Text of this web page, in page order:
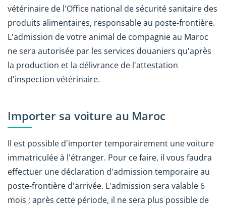
vétérinaire de l'Office national de sécurité sanitaire des
produits alimentaires, responsable au poste-frontière.
L'admission de votre animal de compagnie au Maroc
ne sera autorisée par les services douaniers qu'après
la production et la délivrance de l'attestation
d'inspection vétérinaire.
Importer sa voiture au Maroc
Il est possible d'importer temporairement une voiture
immatriculée à l'étranger. Pour ce faire, il vous faudra
effectuer une déclaration d'admission temporaire au
poste-frontière d'arrivée. L'admission sera valable 6
mois ; après cette période, il ne sera plus possible de